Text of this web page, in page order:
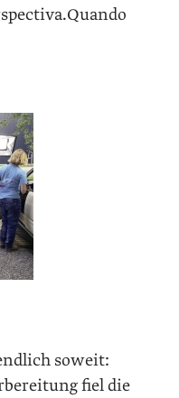
soweit:
fiel die